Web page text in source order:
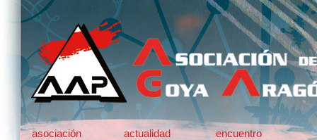
asociación actualidad encuentro